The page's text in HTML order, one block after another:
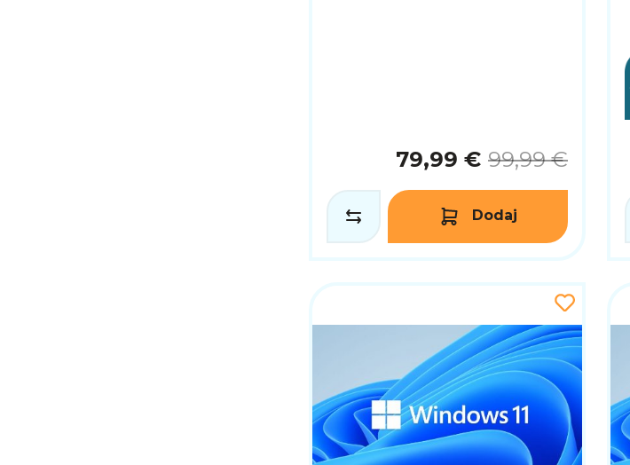
79,99 € 99,99 €
Dodaj